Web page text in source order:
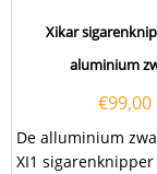
Xikar
aluminium
€99,00
De alluminium
XI1 sigarenknipper